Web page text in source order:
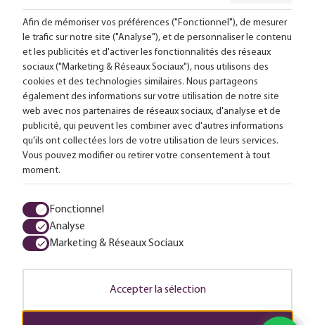
Suivez-nous en ligne:
Livraison gratuite à partir de 99,-
Conseils sur mesure
Plus de 25 000 lampes en stock
4,63 sur 611 avis
Termes et conditions
Afin de mémoriser vos préférences ("Fonctionnel"), de mesurer
le trafic sur notre site ("Analyse"), et de personnaliser le contenu
et les publicités et d'activer les fonctionnalités des réseaux
sociaux ("Marketing & Réseaux Sociaux"), nous utilisons des
cookies et des technologies similaires. Nous partageons
également des informations sur votre utilisation de notre site
web avec nos partenaires de réseaux sociaux, d'analyse et de
publicité, qui peuvent les combiner avec d'autres informations
qu'ils ont collectées lors de votre utilisation de leurs services.
Vous pouvez modifier ou retirer votre consentement à tout
moment.
Fonctionnel
Analyse
Marketing & Réseaux Sociaux
Accepter la sélection